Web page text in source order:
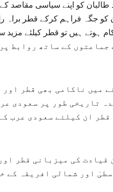
کو جگہ فراہم کرکے قطر
ہوتے ہیں تو قطر کیلئے
میں ناکامی بھی قطر اور
تاریخی طور پر سعودی
ان کیلئے سعودی عرب
قیادت کی میزبانی قطر
اور شمالی افریقہ کے